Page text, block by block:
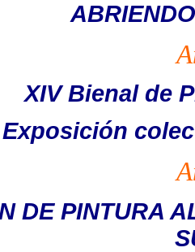
XIV Bienal de
Exposición
DE PINTURA